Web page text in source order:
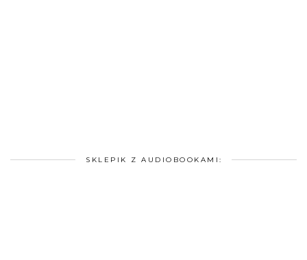
SKLEPIK Z AUDIOBOOKAMI: